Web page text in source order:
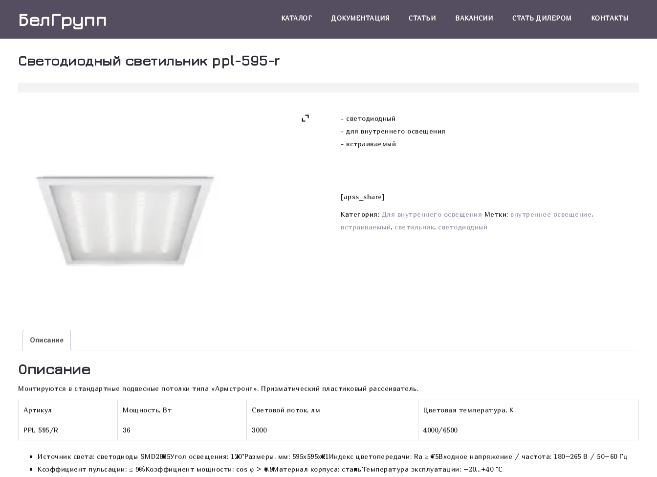
БелГрупп КАТАЛОГ ДОКУМЕНТАЦИЯ СТАТЬИ ВАКАНСИИ СТАТЬ ДИЛЕРОМ КОНТАКТЫ
Светодиодный светильник ppl-595-r
- cветодиодный
- для внутреннего освещения
- встраиваемый
[apss_share]
Категория: Для внутреннего освещения Метки: внутреннее освещение,
встраиваемый, светильник, светодиодный
Описание
Описание
Монтируются в стандартные подвесные потолки типа «Армстронг». Призматический пластиковый рассеиватель.
Артикул Мощность, Вт Световой поток, лм Цветовая температура, К
PPL 595/R 36 3000 4000/6500
Источник света: светодиоды SMD2835Угол освещения: 120°Размеры, мм: 595x595x21 Индекс цветопередачи: Ra ≥ 75Входное напряжение / частота: 180–265 В / 50–60 Гц
Коэффициент пульсации: ≤ 5%Коэффициент мощности: cos φ > 0,9Материал корпуса: стальТемпература эксплуатации: –20...+40 °C